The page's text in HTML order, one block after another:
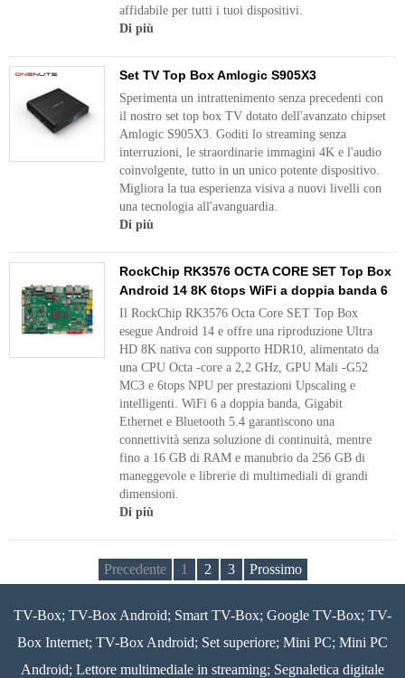
affidabile per tutti i tuoi dispositivi.
Di più
Set TV Top Box Amlogic S905X3
Sperimenta un intrattenimento senza precedenti con
il nostro set top box TV dotato dell'avanzato chipset
Amlogic S905X3. Goditi lo streaming senza
interruzioni, le straordinarie immagini 4K e l'audio
coinvolgente, tutto in un unico potente dispositivo.
Migliora la tua esperienza visiva a nuovi livelli con
una tecnologia all'avanguardia.
Di più
RockChip RK3576 OCTA CORE SET Top Box
Android 14 8K 6tops WiFi a doppia banda 6
Il RockChip RK3576 Octa Core SET Top Box
esegue Android 14 e offre una riproduzione Ultra
HD 8K nativa con supporto HDR10, alimentato da
una CPU Octa -core a 2,2 GHz, GPU Mali -G52
MC3 e 6tops NPU per prestazioni Upscaling e
intelligenti. WiFi 6 a doppia banda, Gigabit
Ethernet e Bluetooth 5.4 garantiscono una
connettività senza soluzione di continuità, mentre
fino a 16 GB di RAM e manubrio da 256 GB di
maneggevole e librerie di multimediali di grandi
dimensioni.
Di più
Precedente 1 2 3 Prossimo
TV-Box; TV-Box Android; Smart TV-Box; Google TV-Box; TV-
Box Internet; TV-Box Android; Set superiore; Mini PC; Mini PC
Android; Lettore multimediale in streaming; Segnaletica digitale